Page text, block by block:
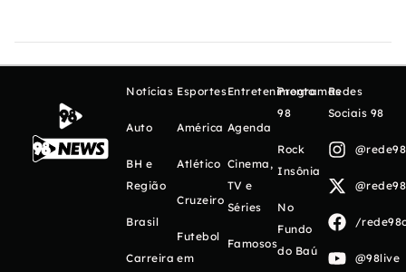
Notícias
Auto
BH e
Região
Brasil
Carreira
Esportes
América
Atlético
Cruzeiro
Futebol
em
Entretenimento
Agenda
Cinema,
TV e
Séries
Famosos
Programas
98
Rock
Insônia
No
Fundo
do Baú
Redes
Sociais 98
/
@98live